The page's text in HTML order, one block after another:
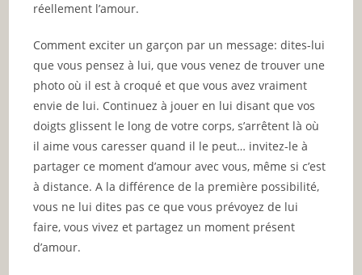
réellement l’amour.
Comment exciter un garçon par un message: dites-lui
que vous pensez à lui, que vous venez de trouver une
photo où il est à croqué et que vous avez vraiment
envie de lui. Continuez à jouer en lui disant que vos
doigts glissent le long de votre corps, s’arrêtent là où
il aime vous caresser quand il le peut… invitez-le à
partager ce moment d’amour avec vous, même si c’est
à distance. A la différence de la première possibilité,
vous ne lui dites pas ce que vous prévoyez de lui
faire, vous vivez et partagez un moment présent
d’amour.